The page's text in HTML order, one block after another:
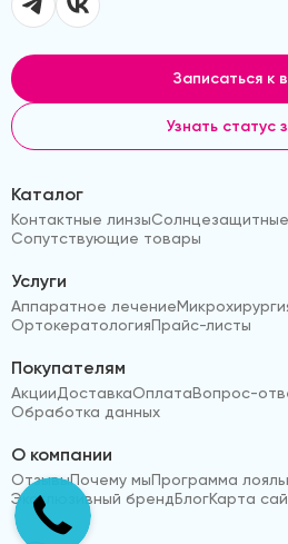
Записаться к
Узнать статус
Каталог
Контактные линзы
Сопутствующие товары
Услуги
Аппаратное лечение
ОртокератологияПрайс-листы
Покупателям
АкцииДоставкаОплатаВопрос-
Обработка данных
О компании
ОтзывыПочему мыПрограмма
Эксклюзивный брендБлогКарта